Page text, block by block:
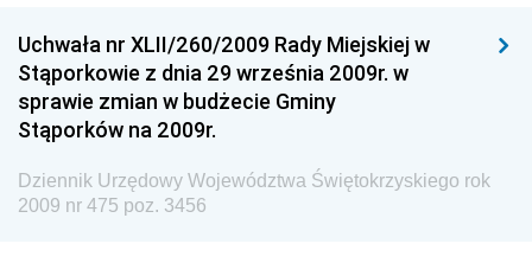
Dziennik Urzędowy Ministra Spraw Zagranicznych
Dziennik Urzędowy Centralnego Biura
Antykorupcyjnego
Wewnętrznego
Dziennik Urzędowy Urzędu Patentowego
Uchwała nr XLII/260/2009 Rady Miejskiej w
Stąporkowie z dnia 29 września 2009r. w
sprawie zmian w budżecie Gminy
Stąporków na 2009r.
Dziennik Urzędowy Województwa Świętokrzyskiego rok
2009 nr 475 poz. 3456